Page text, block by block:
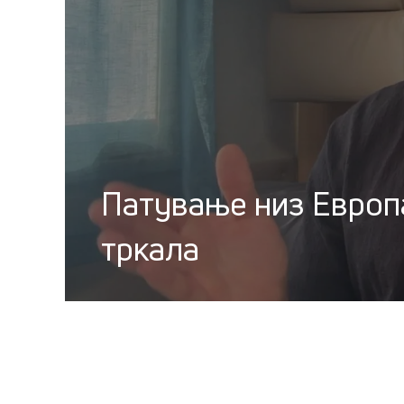
Патување низ
тркала